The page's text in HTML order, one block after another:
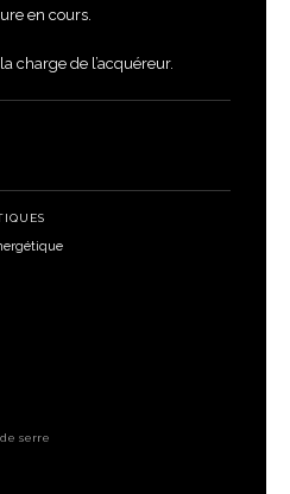
en cours.
charge de l’acquéreur.
serre